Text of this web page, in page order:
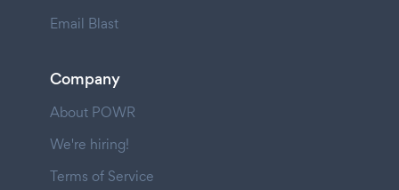
Email Blast
Company
About POWR
We're hiring!
Terms of Service